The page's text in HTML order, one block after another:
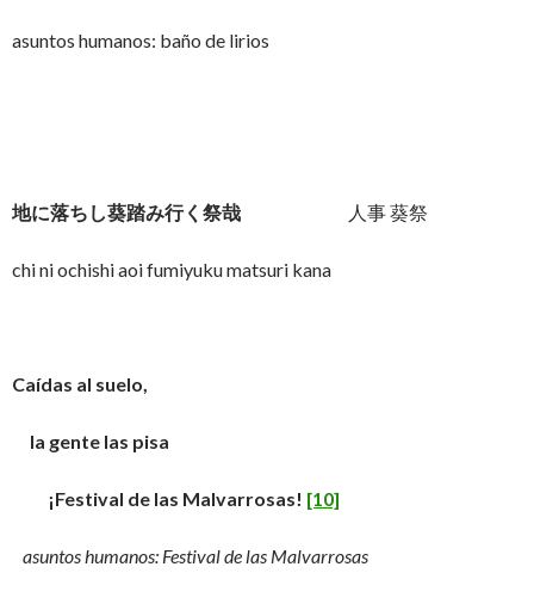
asuntos humanos: baño de lirios
地に落ちし葵踏み行く祭哉 人事 葵祭
chi ni ochishi aoi fumiyuku matsuri kana
Caídas al suelo,
la gente las pisa
¡Festival de las Malvarrosas! [10]
asuntos humanos: Festival de las Malvarrosas